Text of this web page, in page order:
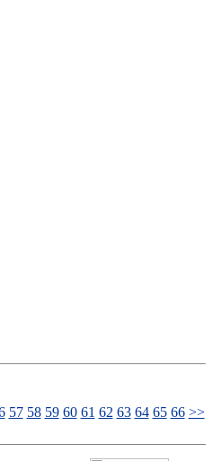
57 58 59 60 61 62 63 64 65 66 >>